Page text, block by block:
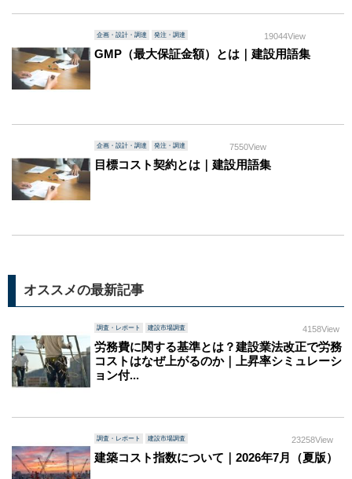
企画・設計・調達 発注・調達 19044View
GMP（最大保証金額）とは｜建設用語集
企画・設計・調達 発注・調達 7550View
目標コスト契約とは｜建設用語集
オススメの最新記事
調査・レポート 建設市場調査 4158View
労務費に関する基準とは？建設業法改正で労務
コストはなぜ上がるのか｜上昇率シミュレーシ
ョン付...
調査・レポート 建設市場調査 23258View
建築コスト指数について｜2026年7月（夏版）